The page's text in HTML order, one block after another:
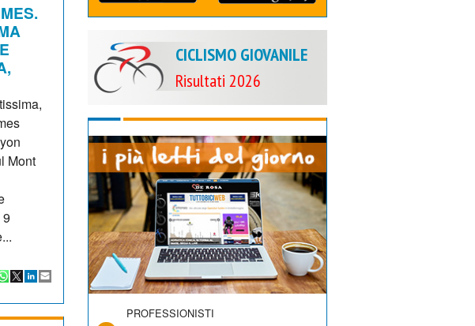
Mont
CICLISMO GIOVANILE
Risultati 2026
PROFESSIONISTI